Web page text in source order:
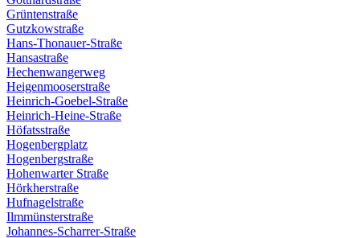
Grüntenstraße
Gutzkowstraße
Hans-Thonauer-Straße
Hansastraße
Hechenwangerweg
Heigenmooserstraße
Heinrich-Goebel-Straße
Heinrich-Heine-Straße
Höfatsstraße
Hogenbergplatz
Hogenbergstraße
Hohenwarter Straße
Hörkherstraße
Hufnagelstraße
Ilmmünsterstraße
Johannes-Scharrer-Straße